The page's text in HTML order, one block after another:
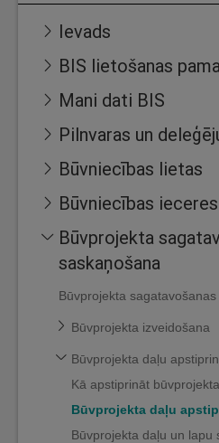
Ievads
BIS lietošanas
Mani dati BIS
Pilnvaras un
Būvniecības lietas
Būvniecības
Būvprojekta
saskaņošana
Būvprojekta
Būvprojekta izveidošana
Būvprojekta daļu
Kā apstiprināt
Būvprojekta daļu
Būvprojekta daļu un